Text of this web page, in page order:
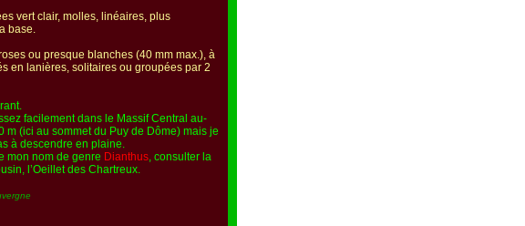
vert clair, molles, linéaires, plus
base.
ou presque blanches (40 mm max.), à
en lanières, solitaires ou groupées par 2
facilement dans le Massif Central au-
m (ici au sommet du Puy de Dôme) mais je
à descendre en plaine.
mon nom de genre Dianthus, consulter la
l’Oeillet des Chartreux.